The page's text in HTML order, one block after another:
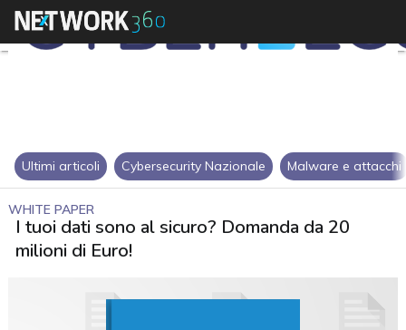
Ultimi articoli Cybersecurity Nazionale Malware e attacchi
WHITE PAPER
I tuoi dati sono al sicuro? Domanda da 20
milioni di Euro!